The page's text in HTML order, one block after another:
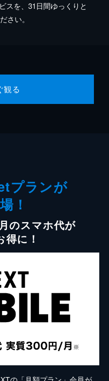
スを、31日間ゆっくりと
さい。
観る
プランが
！
のスマホ代が
に！